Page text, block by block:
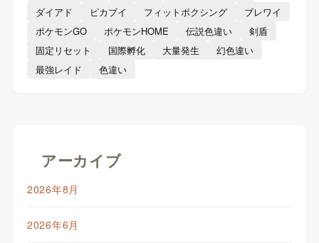
ダイアド
ピカブイ フィットボクシング
ブレワイ
ポケモンGO
ポケモンHOME 伝説色違い
剣盾
固定リセット
国際孵化 大量発生
幻色違い
最強レイド
色違い
アーカイブ
2026年8月
2026年6月